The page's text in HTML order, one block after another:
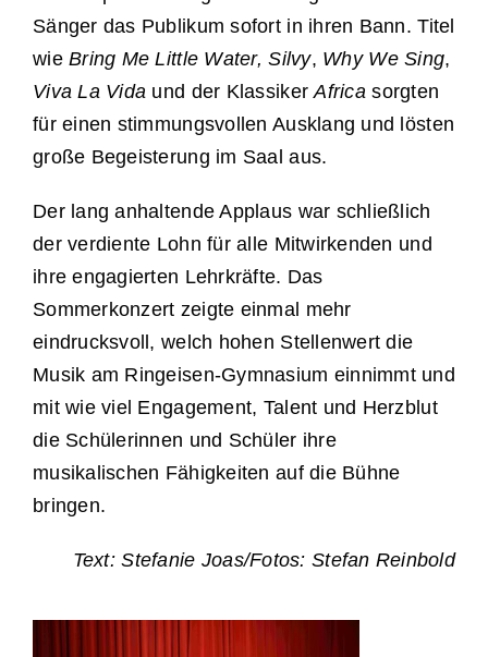
Sänger das Publikum sofort in ihren Bann. Titel
wieBring Me Little Water, Silvy, Why We Sing,
Viva La Vida und der KlassikerAfricasorgten
für einen stimmungsvollen Ausklang und lösten
große Begeisterung im Saal aus.
Der lang anhaltende Applaus war schließlich
der verdiente Lohn für alle Mitwirkenden und
ihre engagierten Lehrkräfte. Das
Sommerkonzert zeigte einmal mehr
eindrucksvoll, welch hohen Stellenwert die
Musik am Ringeisen-Gymnasium einnimmt und
mit wie viel Engagement, Talent und Herzblut
die Schülerinnen und Schüler ihre
musikalischen Fähigkeiten auf die Bühne
bringen.
Text: Stefanie Joas/Fotos: Stefan Reinbold